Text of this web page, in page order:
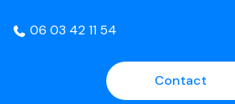
06 03 42 11 54
Contact